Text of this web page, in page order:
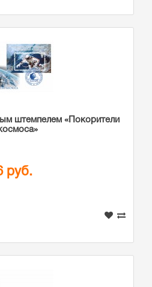
штемпелем «Покорители
руб.